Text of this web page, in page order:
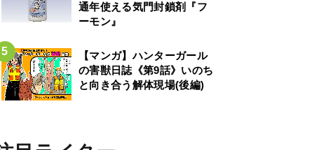
通年使える気門封鎖剤『フ
ーモン』
【マンガ】ハンターガール
の害獣日誌《第9話》いのち
と向き合う解体現場(後編)